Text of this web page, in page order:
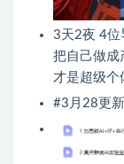
3天2夜 4位
把自己做成
才是超级个
#3月28更